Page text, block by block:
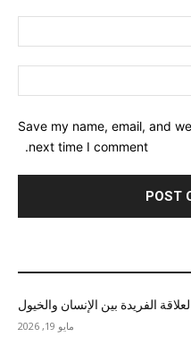
Save my name, email, and
next time I comment.
الفريدة بين الإنسان والخيول
مايو 19, 2026